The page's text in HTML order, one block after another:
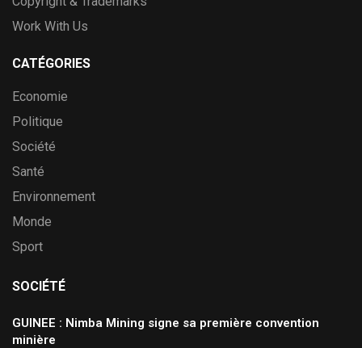
Work With Us
CATÉGORIES
Economie
Politique
Société
Santé
Environnement
Monde
Sport
SOCIÉTÉ
GUINEE : Nimba Mining signe sa première convention
minière